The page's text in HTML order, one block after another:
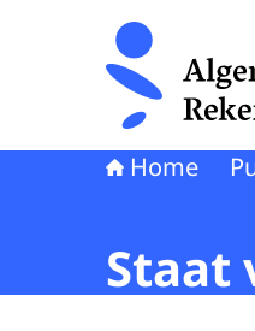
Naar de
Home
Staat